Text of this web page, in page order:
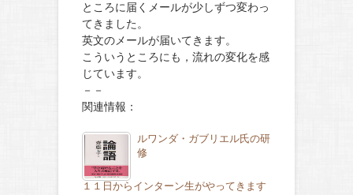
ところに届くメールが少しずつ変わっ
てきました。
英文のメールが届いてきます。
こういうところにも，流れの変化を感
じています。
－－
関連情報：
ルワンダ・ガブリエル氏の研
修
１１日からインターン生がやってきます